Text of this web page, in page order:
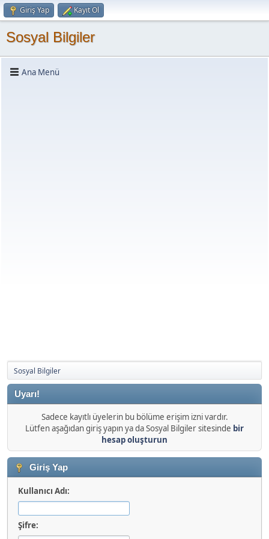
Giriş Yap Kayıt Ol
Sosyal Bilgiler
Ana Menü
Sosyal Bilgiler
Uyarı!
Sadece kayıtlı üyelerin bu bölüme erişim izni vardır.
Lütfen aşağıdan giriş yapın ya da Sosyal Bilgiler sitesinde bir
hesap oluşturun
Giriş Yap
Kullanıcı Adı:
Şifre: